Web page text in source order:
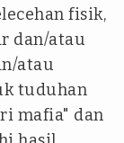
fisik,
dan/atau
atau
tuduhan
mafia" dan